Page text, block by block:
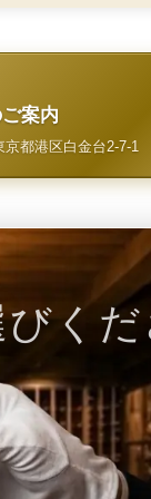
案内
京都港区白金台2-7-1
く